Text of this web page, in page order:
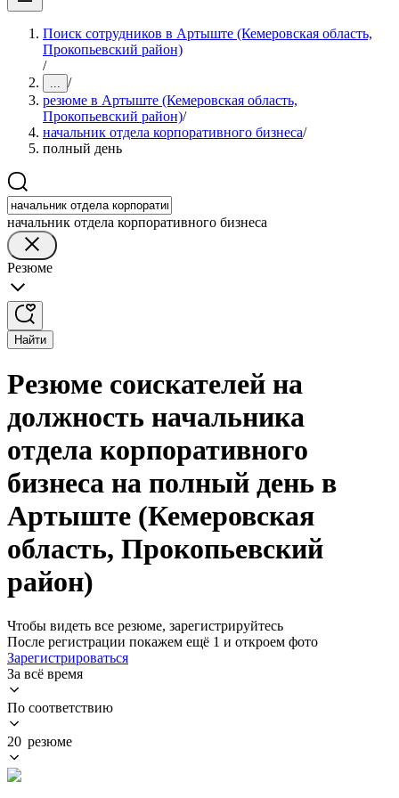
Поиск сотрудников в Артыште (Кемеровская область,
Прокопьевский район)
/
... /
резюме в Артыште (Кемеровская область,
Прокопьевский район)/
начальник отдела корпоративного бизнеса/
полный день
начальник отдела корпоративного бизнеса
Резюме
Найти
Резюме соискателей на
должность начальника
отдела корпоративного
бизнеса на полный день в
Артыште (Кемеровская
область, Прокопьевский
район)
Чтобы видеть все резюме, зарегистрируйтесь
После регистрации покажем ещё 1 и откроем фото
Зарегистрироваться
За всё время
По соответствию
20 резюме